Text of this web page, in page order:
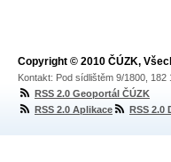
Copyright © 2010 ČÚZK,
Kontakt: Pod sídlištěm 9/1800,
RSS 2.0 Geoportál ČÚZK
RSS 2.0 Aplikace
RSS 2.0